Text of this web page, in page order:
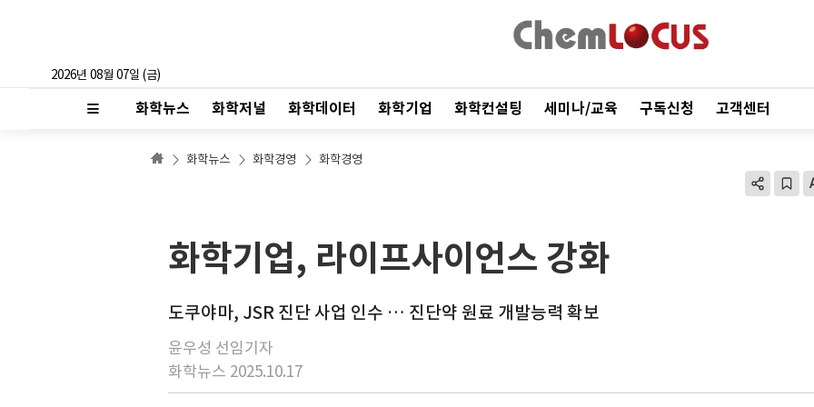
2026년 08월 07일 (금)
화학뉴스 화학저널 화학데이터 화학기업 화학컨설팅 세미나/교육 구독신청 고객센터
화학뉴스 화학경영 화학경영
화학기업, 라이프사이언스 강화
도쿠야마, JSR 진단 사업 인수 … 진단약 원료 개발능력 확보
윤우성 선임기자
화학뉴스 2025.10.17